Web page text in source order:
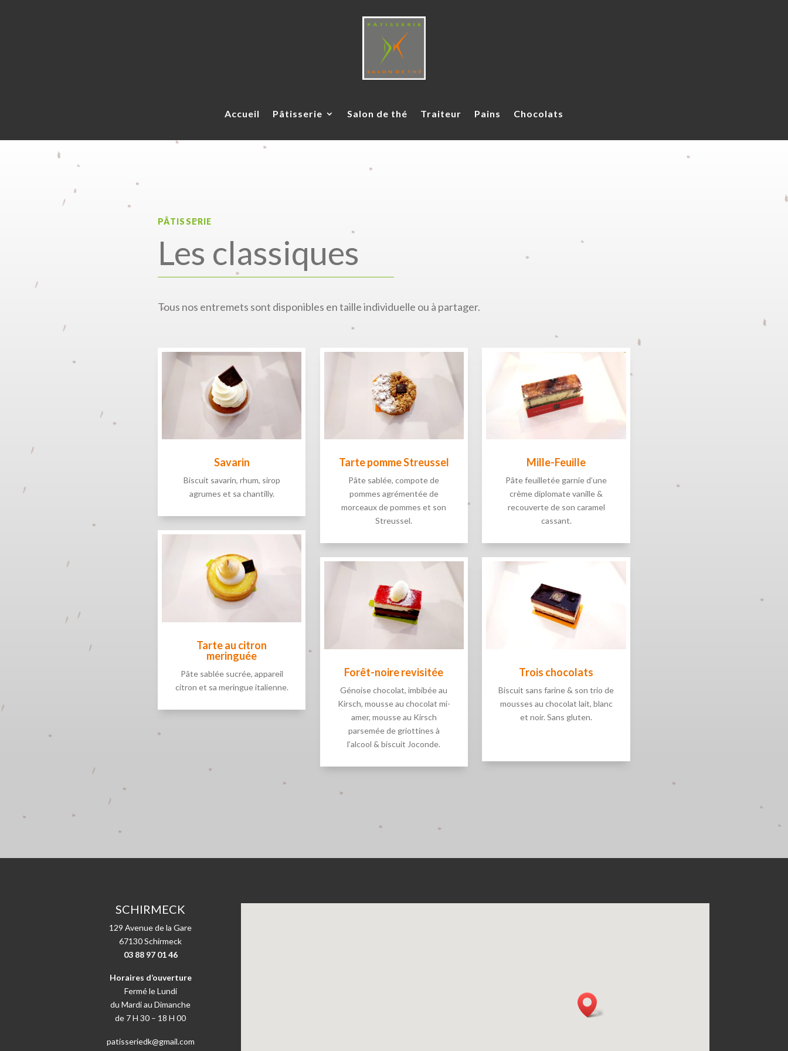
Accueil Pâtisserie Salon de thé Traiteur Pains Chocolats
PÂTISSERIE
Les classiques
Tous nos entremets sont disponibles en taille individuelle ou à partager.
Savarin
Biscuit savarin, rhum, sirop
agrumes et sa chantilly.
Tarte au citron
meringuée
Pâte sablée sucrée, appareil
citron et sa meringue italienne.
Tarte pomme Streussel
Pâte sablée, compote de
pommes agrémentée de
morceaux de pommes et son
Streussel.
Forêt-noire revisitée
Génoise chocolat, imbibée au
Kirsch, mousse au chocolat mi-
amer, mousse au Kirsch
parsemée de griottines à
l’alcool & biscuit Joconde.
Mille-Feuille
Pâte feuilletée garnie d’une
crème diplomate vanille &
recouverte de son caramel
cassant.
Trois chocolats
Biscuit sans farine & son trio de
mousses au chocolat lait, blanc
et noir. Sans gluten.
SCHIRMECK
129 Avenue de la Gare
67130 Schirmeck
03 88 97 01 46
Horaires d’ouverture
Fermé le Lundi
du Mardi au Dimanche
de 7 H 30 – 18 H 00
patisseriedk@gmail.com